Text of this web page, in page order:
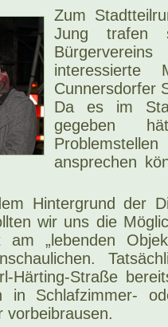
Zum
Jung trafen
Cunnersdorfer
Da es im
gegeben
ansprechen
Hintergrund der
wir uns die
„lebenden
Härting-Straße
in Schlafzimmer-
vorbeibrausen.